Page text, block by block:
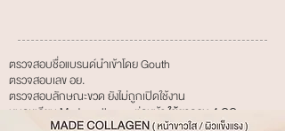
ตรวจสอบชื่อแบรนด์นําเข้าโดย Gouth
ตรวจสอบเลข อย.
ตรวจสอบลักษณะขวด ยังไม่ถูกเปิดใช้งาน
หมอเตรียม Made collagen ต่อหน้าใช้ยาครบ 4 CC